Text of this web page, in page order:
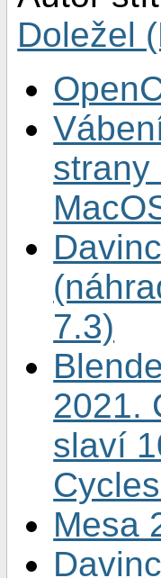
Doležel
strany
7.3)
2021.
slaví
Mesa